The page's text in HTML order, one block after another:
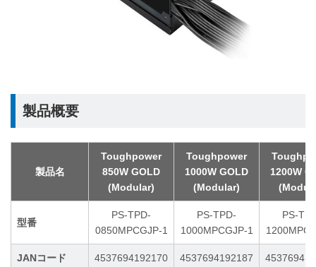
製品概要
製品名
Toughpower
850W GOLD
(Modular)
Toughpower
1000W GOLD
(Modular)
1200W
型番
PS-TPD-
0850MPCGJP-1
PS-TPD-
1000MPCGJP-1
PS-
JANコード 4537694192170 4537694192187